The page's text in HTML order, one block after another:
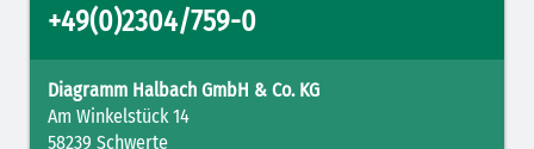
+49(0)2304/759-0
Diagramm Halbach GmbH & Co. KG
Am Winkelstück 14
58239 Schwerte